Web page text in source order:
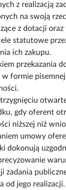
z realizacją
na swoją
z dotacji
statutowe
ich zakupu.
przekazania
w formie
gdy oferent
niższej niż
umowy
dokonują
zadania
od jego realizacji.